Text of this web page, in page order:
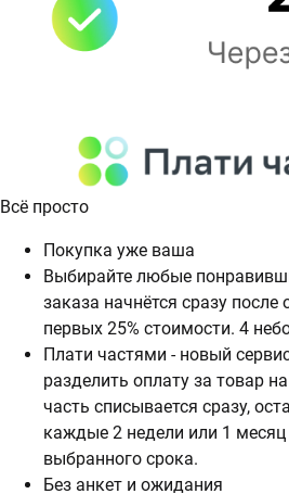
Всё просто
Покупка уже ваша
Выбирайте любые
заказа начнётся сразу
первых 25% стоимости. 4
Плати частями - новый
разделить оплату за товар
часть списывается сразу,
каждые 2 недели или 1
выбранного срока.
Без анкет и ожидания